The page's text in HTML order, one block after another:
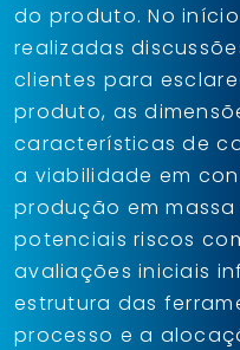
do produto. No
realizadas
clientes para
produto, as
características de
a viabilidade em
produção em
potenciais riscos
avaliações iniciais
estrutura das
processo e a